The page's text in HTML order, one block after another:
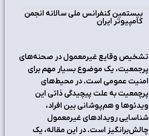
بیستمین کنفرانس ملی سالانه انجمن
کامپیوتر ایران
تشخیص وقایع غیرمعمول در صحنه‌های
پرجمعیت، یک موضوع بسیار مهم برای
امنیت عمومی است. در محیط‌های
پرچمعیت به علت پیچیدگی ذاتی این
ویدئوها و هم‌پوشانی بین افراد،
شناسایی رویدادهای غیرمعمول
چالش‌برانگیز است. در این مقاله، یک